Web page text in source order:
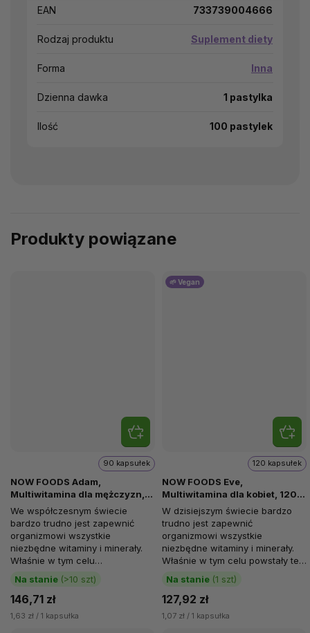
EAN 733739004666
Rodzaj produktu Suplement diety
Forma Inna
Dzienna dawka 1 pastylka
Ilość 100 pastylek
Produkty powiązane
NOW FOODS Adam,
Multiwitamina dla mężczyzn,
90 kapsułek softgel
Na stanie (>10 szt)
90 kapsułek
146,71 zł
1,63 zł / 1 kapsułka
We współczesnym świecie
bardzo trudno jest zapewnić
organizmowi wszystkie
niezbędne witaminy i minerały.
Właśnie w tym celu
produkowane są te
kompleksowe multiwitaminy.
NOW...
🌱 Vegan
NOW FOODS Eve,
Multiwitamina dla kobiet, 120
kapsułek roślinnych
Na stanie (1 szt)
120 kapsułek
127,92 zł
1,07 zł / 1 kapsułka
W dzisiejszym świecie bardzo
trudno jest zapewnić
organizmowi wszystkie
niezbędne witaminy i minerały.
Właśnie w tym celu powstały te
kompleksowe multiwitaminy.
NOW FOODS Eve...